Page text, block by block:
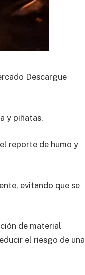
Descargue
y piñatas.
reporte de humo y
evitando que se
de material
el riesgo de una